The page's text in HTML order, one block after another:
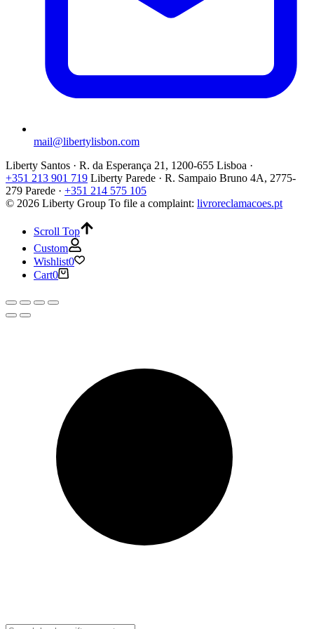
mail@libertylisbon.com
Liberty Santos · R. da Esperança 21, 1200-655 Lisboa ·
+351 213 901 719 Liberty Parede · R. Sampaio Bruno 4A, 2775-
279 Parede · +351 214 575 105
© 2026 Liberty Group To file a complaint: livroreclamacoes.pt
Scroll Top
Custom
Wishlist0
Cart0